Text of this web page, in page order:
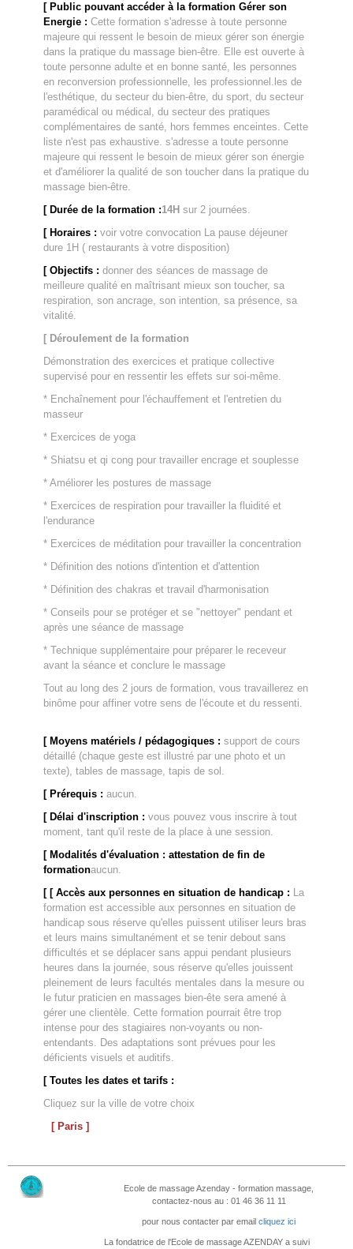
[ Public pouvant accéder à la formation Gérer son
Energie : Cette formation s'adresse à toute personne
majeure qui ressent le besoin de mieux gérer son énergie
dans la pratique du massage bien-être. Elle est ouverte à
toute personne adulte et en bonne santé, les personnes
en reconversion professionnelle, les professionnel.les de
l'esthétique, du secteur du bien-être, du sport, du secteur
paramédical ou médical, du secteur des pratiques
complémentaires de santé, hors femmes enceintes. Cette
liste n'est pas exhaustive. s'adresse a toute personne
majeure qui ressent le besoin de mieux gérer son énergie
et d'améliorer la qualité de son toucher dans la pratique du
massage bien-être.
[ Durée de la formation :14H sur 2 journées.
[ Horaires : voir votre convocation La pause déjeuner
dure 1H ( restaurants à votre disposition)
[ Objectifs : donner des séances de massage de
meilleure qualité en maîtrisant mieux son toucher, sa
respiration, son ancrage, son intention, sa présence, sa
vitalité.
[ Déroulement de la formation
Démonstration des exercices et pratique collective
supervisé pour en ressentir les effets sur soi-même.
* Enchaînement pour l'échauffement et l'entretien du
masseur
* Exercices de yoga
* Shiatsu et qi cong pour travailler encrage et souplesse
* Améliorer les postures de massage
* Exercices de respiration pour travailler la fluidité et
l'endurance
* Exercices de méditation pour travailler la concentration
* Définition des notions d'intention et d'attention
* Définition des chakras et travail d'harmonisation
* Conseils pour se protéger et se "nettoyer" pendant et
après une séance de massage
* Technique supplémentaire pour préparer le receveur
avant la séance et conclure le massage
Tout au long des 2 jours de formation, vous travaillerez en
binôme pour affiner votre sens de l'écoute et du ressenti.
[ Moyens matériels / pédagogiques : support de cours
détaillé (chaque geste est illustré par une photo et un
texte), tables de massage, tapis de sol.
[ Prérequis : aucun.
[ Délai d'inscription : vous pouvez vous inscrire à tout
moment, tant qu'il reste de la place à une session.
[ Modalités d'évaluation : attestation de fin de
formationaucun.
[ [ Accès aux personnes en situation de handicap : La
formation est accessible aux personnes en situation de
handicap sous réserve qu'elles puissent utiliser leurs bras
et leurs mains simultanément et se tenir debout sans
difficultés et se déplacer sans appui pendant plusieurs
heures dans la journée, sous réserve qu'elles jouissent
pleinement de leurs facultés mentales dans la mesure ou
le futur praticien en massages bien-ête sera amené à
gérer une clientèle. Cette formation pourrait être trop
intense pour des stagiaires non-voyants ou non-
entendants. Des adaptations sont prévues pour les
déficients visuels et auditifs.
[ Toutes les dates et tarifs :
Cliquez sur la ville de votre choix
[ Paris ]
Ecole de massage Azenday - formation massage,
contactez-nous au : 01 46 36 11 11
pour nous contacter par email cliquez ici
La fondatrice de l'Ecole de massage AZENDAY a suivi